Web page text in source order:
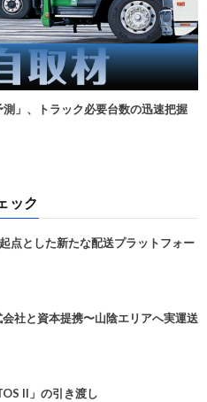
測」、トラック必要台数の迅速把握
ック
点とした新たな配送プラットフォー
社と資本提携〜山陰エリアへ実運送
II」の引き渡し